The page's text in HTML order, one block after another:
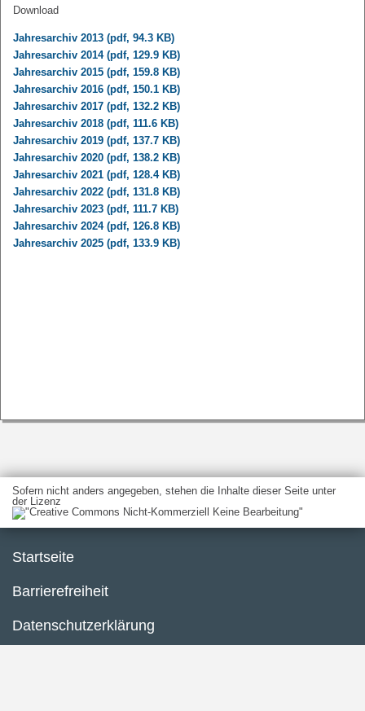
Download
Jahresarchiv 2013 (pdf, 94.3 KB)
Jahresarchiv 2014 (pdf, 129.9 KB)
Jahresarchiv 2015 (pdf, 159.8 KB)
Jahresarchiv 2016 (pdf, 150.1 KB)
Jahresarchiv 2017 (pdf, 132.2 KB)
Jahresarchiv 2018 (pdf, 111.6 KB)
Jahresarchiv 2019 (pdf, 137.7 KB)
Jahresarchiv 2020 (pdf, 138.2 KB)
Jahresarchiv 2021 (pdf, 128.4 KB)
Jahresarchiv 2022 (pdf, 131.8 KB)
Jahresarchiv 2023 (pdf, 111.7 KB)
Jahresarchiv 2024 (pdf, 126.8 KB)
Jahresarchiv 2025 (pdf, 133.9 KB)
Sofern nicht anders angegeben, stehen die Inhalte dieser Seite unter
der Lizenz
Startseite
Barrierefreiheit
Datenschutzerklärung